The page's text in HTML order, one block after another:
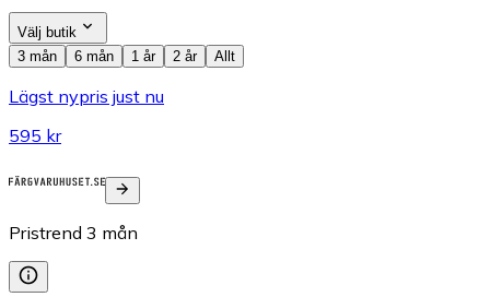
Välj butik
3 mån
6 mån 1 år 2 år Allt
Lägst nypris just nu
595 kr
Pristrend 3 mån